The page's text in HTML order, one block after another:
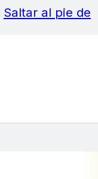
Saltar al pie de